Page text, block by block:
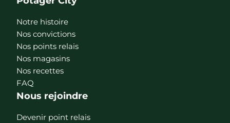
Notre histoire
Nos convictions
Nos points relais
Nos magasins
Nos recettes
FAQ
Nous rejoindre
Devenir point relais